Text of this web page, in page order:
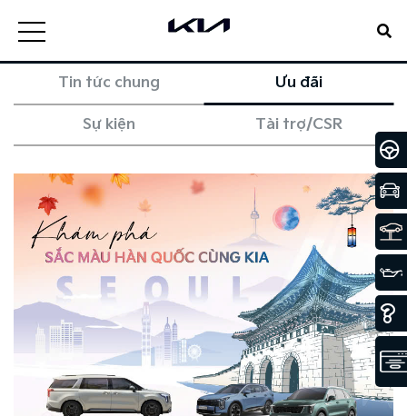
Tin tức chung Ưu đãi
Sự kiện Tài trợ/CSR